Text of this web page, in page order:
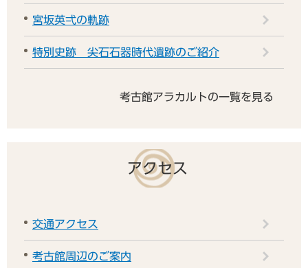
宮坂英弌の軌跡
特別史跡 尖石石器時代遺跡のご紹介
考古館アラカルトの一覧を見る
アクセス
交通アクセス
考古館周辺のご案内